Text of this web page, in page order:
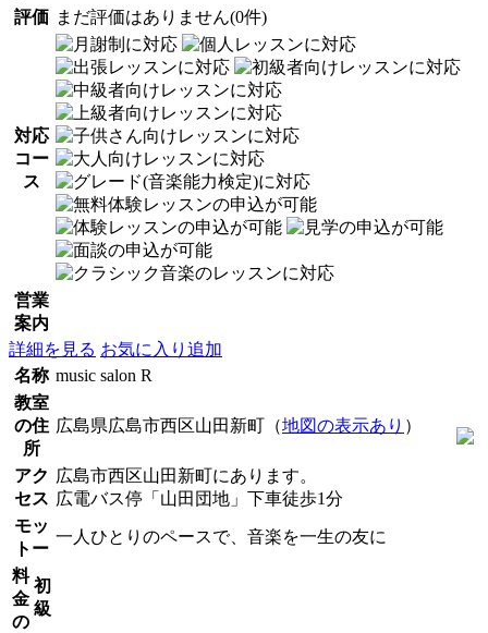
評価 まだ評価はありません(0件)
対応
コー
ス
営業
案内
詳細を見る お気に入り追加
名称 music salon R
教室
の住
所
広島県広島市西区山田新町（地図の表示あり ）
アク
セス
広島市西区山田新町にあります。
広電バス停「山田団地」下車徒歩1分
モッ
トー
一人ひとりのペースで、音楽を一生の友に
料
金
の
初
級